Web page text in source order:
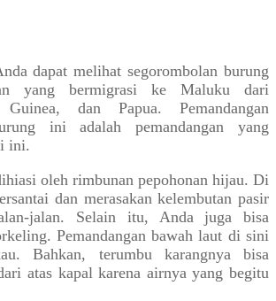
dapat melihat segorombolan burung
yang bermigrasi ke Maluku dari
dan Papua. Pemandangan
ini adalah pemandangan yang
ini.
oleh rimbunan pepohonan hijau. Di
dan merasakan kelembutan pasir
jalan. Selain itu, Anda juga bisa
Pemandangan bawah laut di sini
Bahkan, terumbu karangnya bisa
atas kapal karena airnya yang begitu